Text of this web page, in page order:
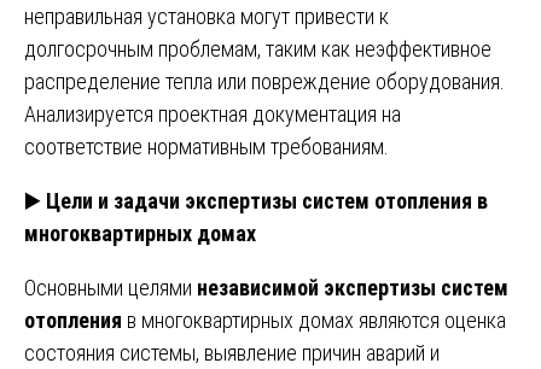
неправильная установка могут привести к
долгосрочным проблемам, таким как неэффективное
распределение тепла или повреждение оборудования.
Анализируется проектная документация на
соответствие нормативным требованиям.
▶️ Цели и задачи экспертизы систем отопления в
многоквартирных домах
Основными целями независимой экспертизы систем
отопления в многоквартирных домах являются оценка
состояния системы, выявление причин аварий и